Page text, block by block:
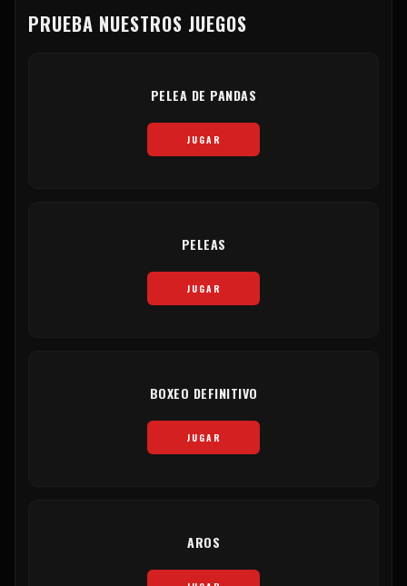
PRUEBA NUESTROS JUEGOS
PELEA DE PANDAS
JUGAR
PELEAS
JUGAR
BOXEO DEFINITIVO
JUGAR
AROS